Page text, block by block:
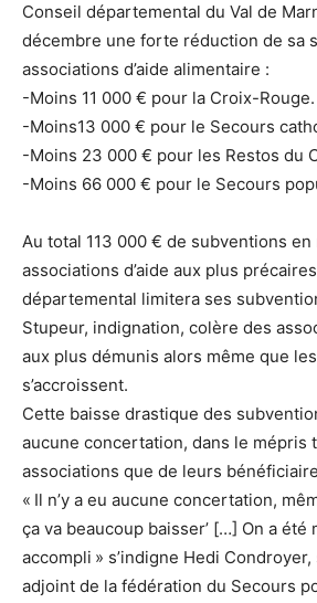
Conseil départemental du Val de
décembre une forte réduction de sa
associations d’aide alimentaire :
-Moins 11 000 € pour la Croix-Rouge.
-Moins13 000 € pour le Secours
-Moins 23 000 € pour les Restos du
-Moins 66 000 € pour le Secours
Au total 113 000 € de subventions
associations d’aide aux plus
départemental limitera ses
Stupeur, indignation, colère des
aux plus démunis alors même que
s’accroissent.
Cette baisse drastique des
aucune concertation, dans le mépris
associations que de leurs
« Il n’y a eu aucune concertation,
ça va beaucoup baisser’ […] On a été
accompli » s’indigne Hedi
adjoint de la fédération du Secours